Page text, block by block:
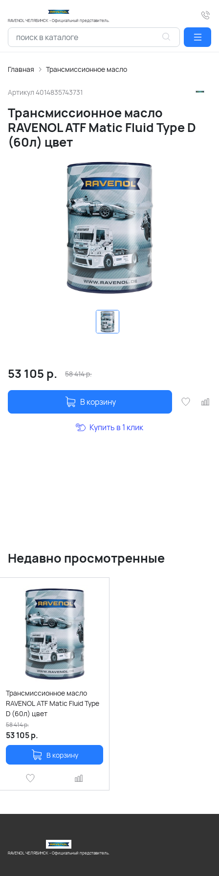
RAVENOL ЧЕЛЯБИНСК - Официальный представитель.
Главная Трансмиссионное масло
Артикул 4014835743731
Трансмиссионное масло
RAVENOL ATF Matic Fluid Type D
(60л) цвет
53 105 р. 58 414р.
В корзину
Купить в 1 клик
Недавно просмотренные
Трансмиссионное масло
RAVENOL ATF Matic Fluid Type
D (60л) цвет
53 105р.
58 414р.
В корзину
RAVENOL ЧЕЛЯБИНСК - Официальный представитель.